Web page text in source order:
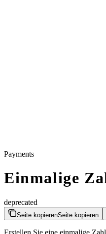
Payments
Einmalige
deprecated
Seite kopierenSeite kopieren
Erstellen Sie eine einmalige